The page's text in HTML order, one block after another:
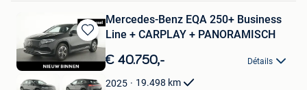
Sauvegarder
dans
Mes
Favoris
Mercedes-Benz EQA 250+ Business
Line + CARPLAY + PANORAMISCH
€ 40.750,- Détails
2025 19.498 km